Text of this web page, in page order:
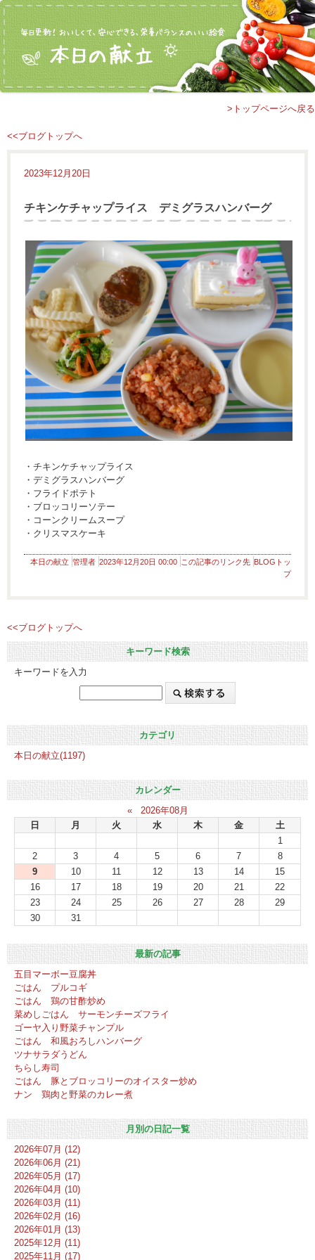
>トップページへ戻る
<<ブログトップへ
2023年12月20日
チキンケチャップライス デミグラスハンバーグ
・チキンケチャップライス
・デミグラスハンバーグ
・フライドポテト
・ブロッコリーソテー
・コーンクリームスープ
・クリスマスケーキ
本日の献立 管理者 2023年12月20日 00:00 この記事のリンク先 BLOGトッ
プ
<<ブログトップへ
キーワード検索
キーワードを入力
カテゴリ
本日の献立(1197)
カレンダー
«
2026年08月
日
月 火 水 木 金
土
1
2
3 4 5 6 7
8
9
10 11 12 13 14
15
16
17 18 19 20 21
22
23
24 25 26 27 28
29
30
31
最新の記事
五目マーボー豆腐丼
ごはん プルコギ
ごはん 鶏の甘酢炒め
菜めしごはん サーモンチーズフライ
ゴーヤ入り野菜チャンプル
ごはん 和風おろしハンバーグ
ツナサラダうどん
ちらし寿司
ごはん 豚とブロッコリーのオイスター炒め
ナン 鶏肉と野菜のカレー煮
月別の日記一覧
2026年07月 (12)
2026年06月 (21)
2026年05月 (17)
2026年04月 (10)
2026年03月 (11)
2026年02月 (16)
2026年01月 (13)
2025年12月 (11)
2025年11月 (17)